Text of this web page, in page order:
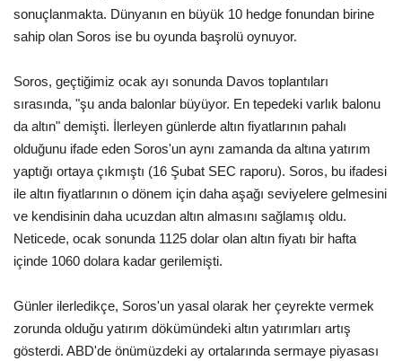
sonuçlanmakta. Dünyanın en büyük 10 hedge fonundan birine
sahip olan Soros ise bu oyunda başrolü oynuyor.
Soros, geçtiğimiz ocak ayı sonunda Davos toplantıları
sırasında, "şu anda balonlar büyüyor. En tepedeki varlık balonu
da altın" demişti. İlerleyen günlerde altın fiyatlarının pahalı
olduğunu ifade eden Soros'un aynı zamanda da altına yatırım
yaptığı ortaya çıkmıştı (16 Şubat SEC raporu). Soros, bu ifadesi
ile altın fiyatlarının o dönem için daha aşağı seviyelere gelmesini
ve kendisinin daha ucuzdan altın almasını sağlamış oldu.
Neticede, ocak sonunda 1125 dolar olan altın fiyatı bir hafta
içinde 1060 dolara kadar gerilemişti.
Günler ilerledikçe, Soros'un yasal olarak her çeyrekte vermek
zorunda olduğu yatırım dökümündeki altın yatırımları artış
gösterdi. ABD'de önümüzdeki ay ortalarında sermaye piyasası